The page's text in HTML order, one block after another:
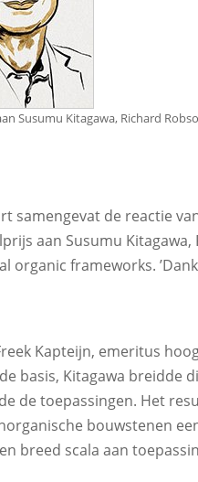
Susumu Kitagawa, Richard
samengevat de reactie
aan Susumu Kitagawa,
organic frameworks.
Kapteijn, emeritus
basis, Kitagawa breidde
de toepassingen. Het
bouwstenen
breed scala aan